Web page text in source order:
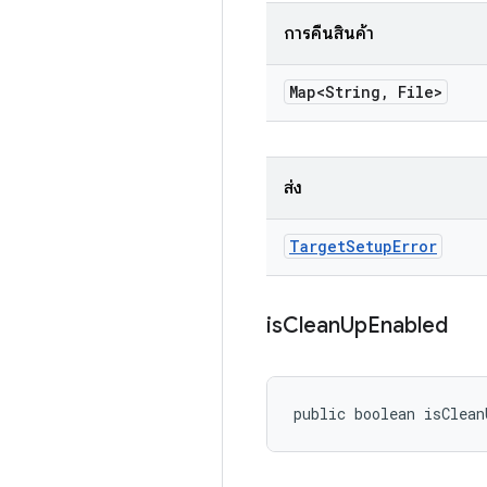
การคืนสินค้า
Map<String , File>
ส่ง
TargetSetupError
isCleanUpEnabled
public boolean